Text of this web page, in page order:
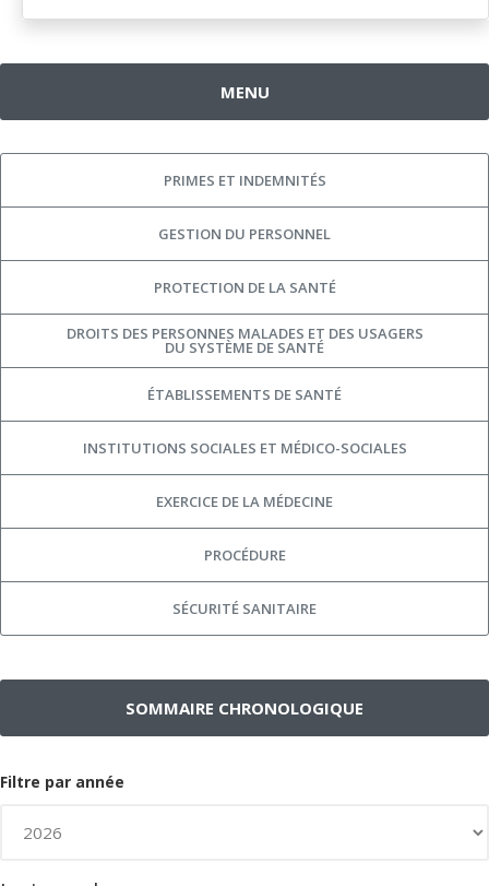
MENU
PRIMES ET INDEMNITÉS
GESTION DU PERSONNEL
PROTECTION DE LA SANTÉ
DROITS DES PERSONNES MALADES ET DES USAGERS
DU SYSTÈME DE SANTÉ
ÉTABLISSEMENTS DE SANTÉ
INSTITUTIONS SOCIALES ET MÉDICO-SOCIALES
EXERCICE DE LA MÉDECINE
PROCÉDURE
SÉCURITÉ SANITAIRE
SOMMAIRE CHRONOLOGIQUE
Filtre par année